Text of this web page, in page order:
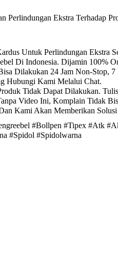
Perlindungan Ekstra Terhadap
Untuk Perlindungan Ekstra
Di Indonesia. Dijamin 100%
Dilakukan 24 Jam Non-Stop, 7
Hubungi Kami Melalui Chat.
Tidak Dapat Dilakukan.
Video Ini, Komplain Tidak
Kami Akan Memberikan
#Bollpen #Tipex #Atk
#Spidol #Spidolwarna